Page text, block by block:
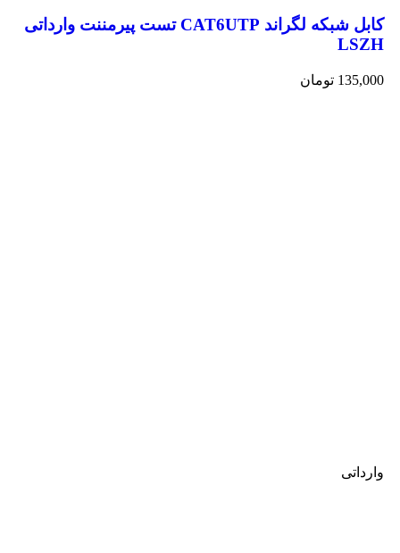
کابل شبکه لگراند CAT6UTP تست پیرمننت وارداتی
LSZH
135,000 تومان
وارداتی